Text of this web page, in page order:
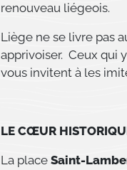
renouveau liégeois.
Liège ne se livre pas
apprivoiser. Ceux qui
vous invitent à les
LE CŒUR
La place Saint-